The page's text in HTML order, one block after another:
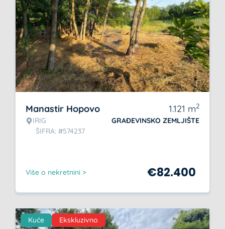
Manastir Hopovo
IRIG
ŠIFRA: #574237
1.121 m2
GRAĐEVINSKO ZEMLJIŠTE
Više o nekretnini > €82.400
Kuće Ekskluzivno